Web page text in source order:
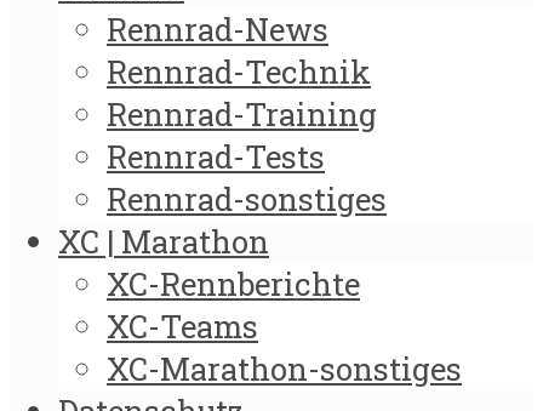
Rennrad-News
Rennrad-Technik
Rennrad-Training
Rennrad-Tests
Rennrad-sonstiges
XC | Marathon
XC-Rennberichte
XC-Teams
XC-Marathon-sonstiges